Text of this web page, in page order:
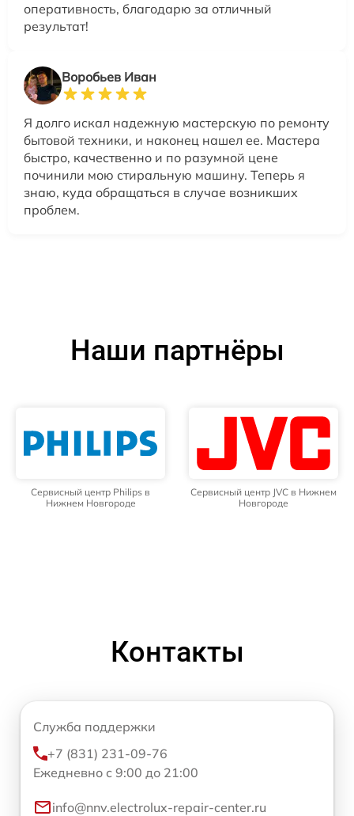
оперативность, благодарю за отличный
результат!
Воробьев Иван
Я долго искал надежную мастерскую по ремонту
бытовой техники, и наконец нашел ее. Мастера
быстро, качественно и по разумной цене
починили мою стиральную машину. Теперь я
знаю, куда обращаться в случае возникших
проблем.
Наши партнёры
Сервисный центр Philips в
Нижнем Новгороде
Сервисный центр JVC в Нижнем
Новгороде
Контакты
Служба поддержки
+7 (831) 231-09-76
Ежедневно с 9:00 до 21:00
info@nnv.electrolux-repair-center.ru